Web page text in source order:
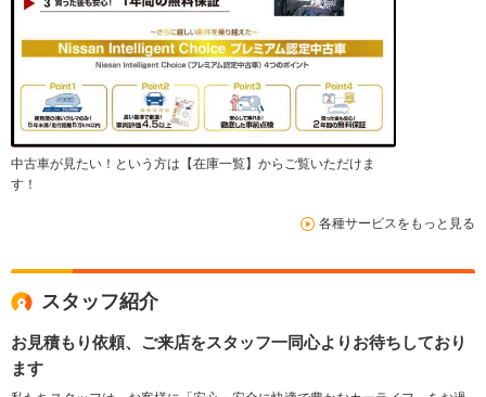
中古車が見たい！という方は【在庫一覧】からご覧いただけま
す！
各種サービスをもっと見る
スタッフ紹介
お見積もり依頼、ご来店をスタッフ一同心よりお待ちしており
ます